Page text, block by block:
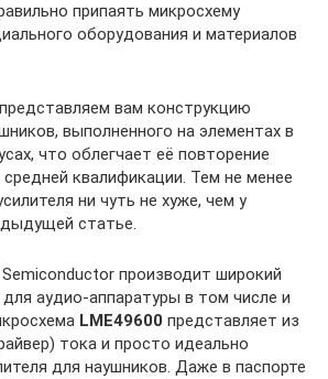
припаять микросхему
оборудования и материалов
вам конструкцию
выполненного на элементах в
что облегчает её повторение
квалификации. Тем не менее
ни чуть не хуже, чем у
статье.
производит широкий
аудио-аппаратуры в том числе и
LME49600 представляет из
тока и просто идеально
для наушников. Даже в паспорте